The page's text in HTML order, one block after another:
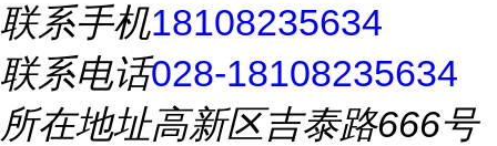
联系手机18108235634
联系电话028-18108235634
所在地址高新区吉泰路666号